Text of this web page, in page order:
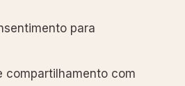
para
compartilhamento com